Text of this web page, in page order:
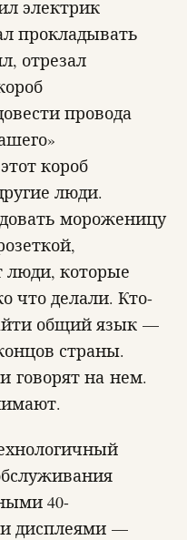
электрик
прокладывать
отрезал
провода
короб
люди.
мороженицу
люди, которые
что делали. Кто-
общий язык —
страны.
говорят на нем.
40-
дисплеями —